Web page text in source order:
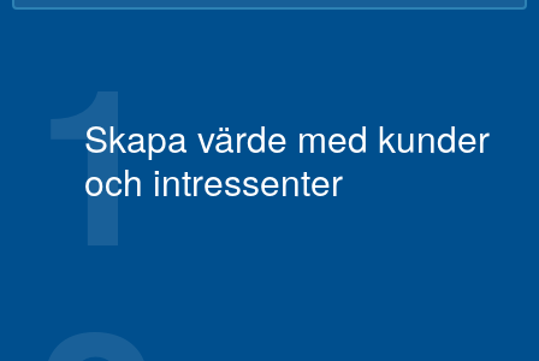
1
Skapa värde med kunder
och intressenter